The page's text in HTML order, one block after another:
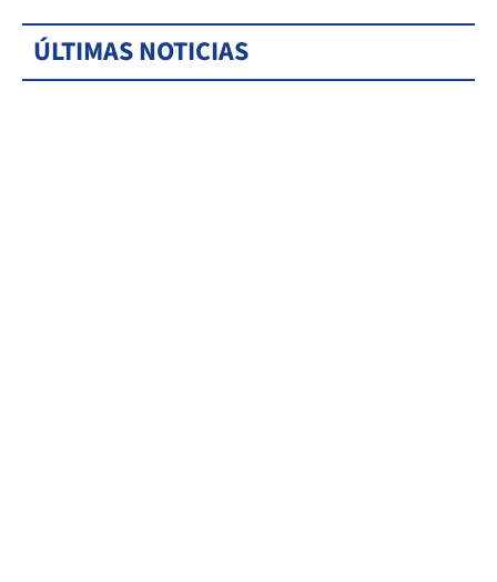
ÚLTIMAS NOTICIAS